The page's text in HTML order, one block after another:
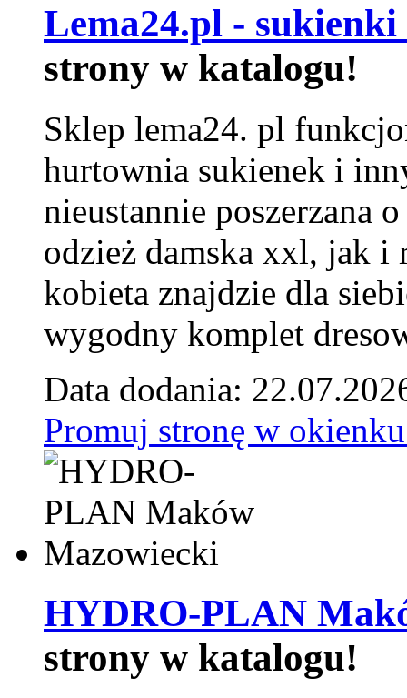
Lema24.pl -
strony w katalogu!
Sklep lema24. pl
hurtownia sukienek i
nieustannie poszerzana
odzież damska xxl, jak i
kobieta znajdzie dla
wygodny komplet
Data dodania:
Promuj stronę w
HYDRO-PLAN
strony w katalogu!